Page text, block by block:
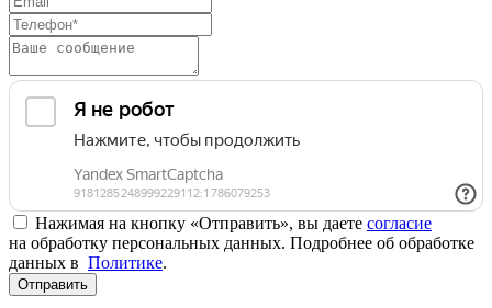
Нажимая на кнопку «Отправить», вы даете согласие
на обработку персональных данных. Подробнее об обработке
данных в Политике.
Отправить